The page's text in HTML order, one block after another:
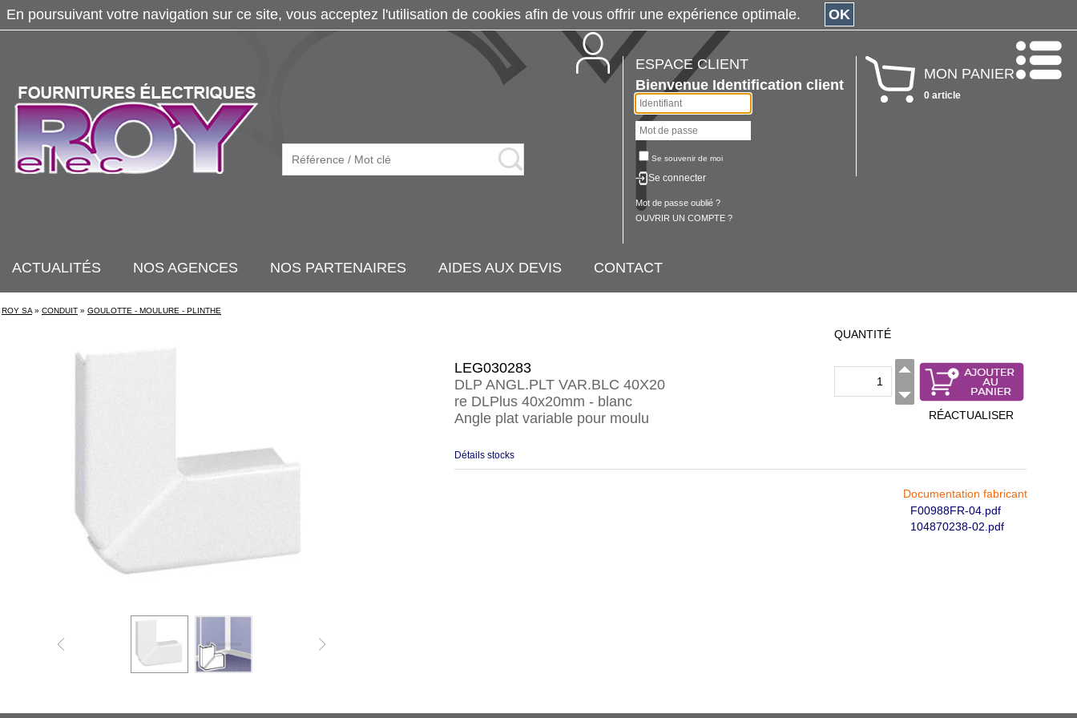
ESPACE CLIENT
Bienvenue Identification client
Se souvenir de moi
Se connecter
Mot de passe oublié ?
OUVRIR UN COMPTE ?
MON PANIER
0 article
ACTUALITÉS NOS AGENCES NOS PARTENAIRES AIDES AUX DEVIS CONTACT
ROY SA » CONDUIT » GOULOTTE - MOULURE - PLINTHE
LEG030283
DLP ANGL.PLT VAR.BLC 40X20
re DLPlus 40x20mm - blanc
Angle plat variable pour moulu
QUANTITÉ
RÉACTUALISER
Détails stocks
Documentation fabricant
F00988FR-04.pdf
104870238-02.pdf
En poursuivant votre navigation sur ce site, vous acceptez l'utilisation de cookies afin de vous offrir une expérience optimale. OK